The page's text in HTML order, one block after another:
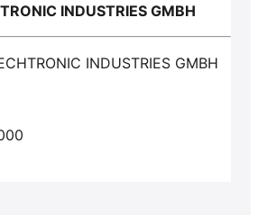
INDUSTRIES GMBH
INDUSTRIES GMBH